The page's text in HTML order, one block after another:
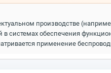
производстве
системах обеспечения
применение